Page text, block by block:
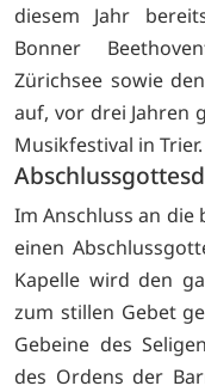
diesem Jahr
Bonner
Zürichsee sowie
auf, vor drei Jahren
Musikfestival in Trier.
Im Anschluss an die
einen
Kapelle wird den
zum stillen Gebet
Gebeine des
des Ordens der